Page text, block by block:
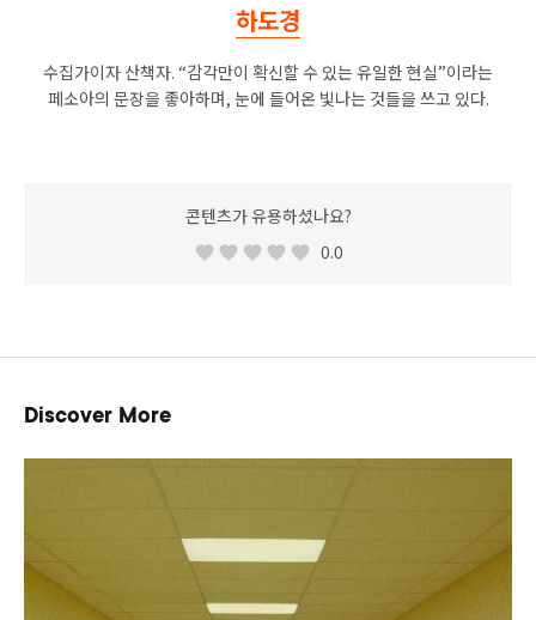
하도경
수집가이자 산책자. “감각만이 확신할 수 있는 유일한 현실”이라는
페소아의 문장을 좋아하며, 눈에 들어온 빛나는 것들을 쓰고 있다.
콘텐츠가 유용하셨나요?
0.0
Discover More